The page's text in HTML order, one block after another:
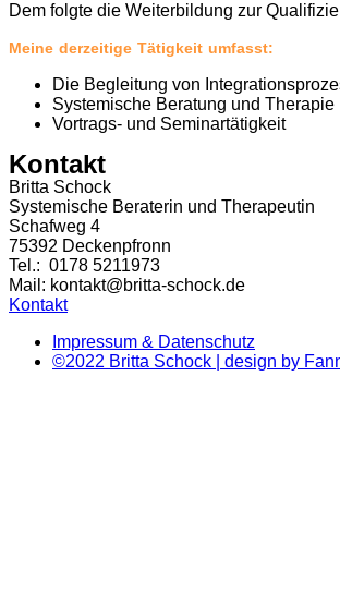
Dem folgte die Weiterbildung zur
Meine derzeitige Tätigkeit umfasst:
Die Begleitung von
Systemische Beratung und
Vortrags- und Seminartätigkeit
Kontakt
Britta Schock
Systemische Beraterin und Therapeutin
Schafweg 4
75392 Deckenpfronn
Tel.: 0178 5211973
Mail: kontakt@britta-schock.de
Kontakt
Impressum & Datenschutz
©2022 Britta Schock | design by